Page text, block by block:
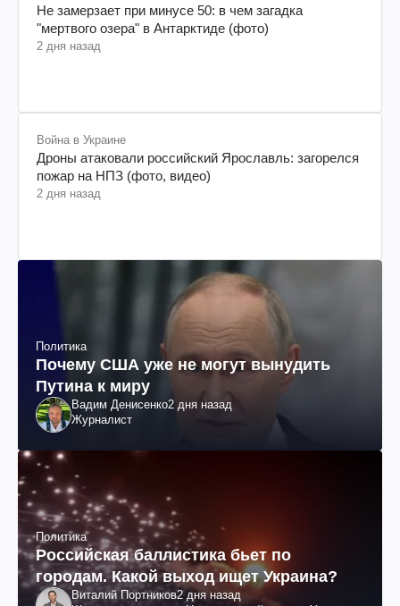
Не замерзает при минусе 50: в чем загадка
"мертвого озера" в Антарктиде (фото)
2 дня назад
Война в Украине
Дроны атаковали российский Ярославль: загорелся
пожар на НПЗ (фото, видео)
2 дня назад
Политика
Почему США уже не могут вынудить
Путина к миру
Вадим Денисенко2 дня назад
Журналист
Политика
Российская баллистика бьет по
городам. Какой выход ищет Украина?
Виталий Портников2 дня назад